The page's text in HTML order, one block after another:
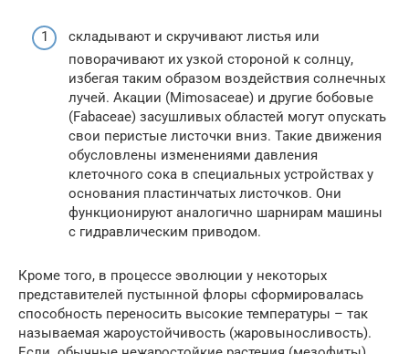
складывают и скручивают листья или
поворачивают их узкой стороной к солнцу,
избегая таким образом воздействия солнечных
лучей. Акации (Mimosaceae) и другие бобовые
(Fabaceae) засушливых областей могут опускать
свои перистые листочки вниз. Такие движения
обусловлены изменениями давления
клеточного сока в специальных устройствах у
основания пластинчатых листочков. Они
функционируют аналогично шарнирам машины
с гидравлическим приводом.
Кроме того, в процессе эволюции у некоторых
представителей пустынной флоры сформировалась
способность переносить высокие температуры – так
называемая жароустойчивость (жаровыносливость).